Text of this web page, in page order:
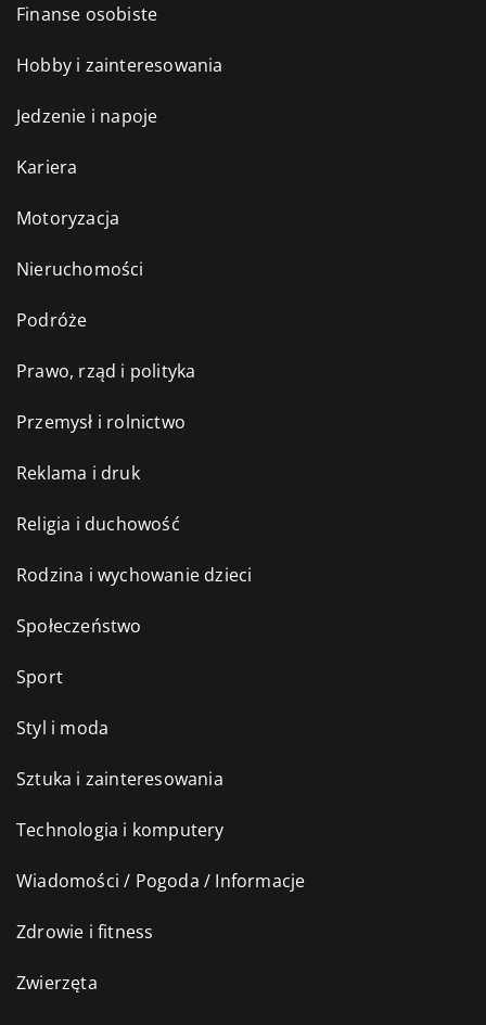
Finanse osobiste
Hobby i zainteresowania
Jedzenie i napoje
Kariera
Motoryzacja
Nieruchomości
Podróże
Prawo, rząd i polityka
Przemysł i rolnictwo
Reklama i druk
Religia i duchowość
Rodzina i wychowanie dzieci
Społeczeństwo
Sport
Styl i moda
Sztuka i zainteresowania
Technologia i komputery
Wiadomości / Pogoda / Informacje
Zdrowie i fitness
Zwierzęta